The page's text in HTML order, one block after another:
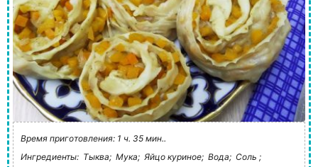
Время приготовления: 1 ч. 35 мин..
Ингредиенты: Тыква; Мука; Яйцо куриное; Вода; Соль ;